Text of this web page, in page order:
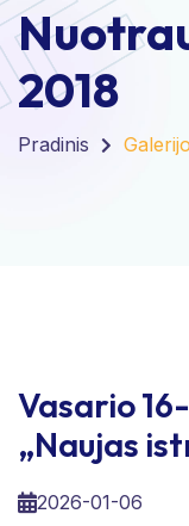
2018
Pradinis
Vasario
„Naujas
2026-01-06